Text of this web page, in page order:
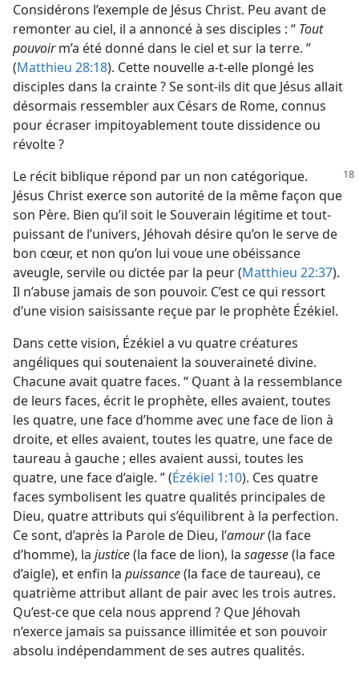
Considérons l’exemple de Jésus Christ. Peu avant de
remonter au ciel, il a annoncé à ses disciples : “ Tout
pouvoirm’a été donné dans le ciel et sur la terre. ”
(Matthieu 28:18). Cette nouvelle a-​t-​elle plongé les
disciples dans la crainte ? Se sont-​ils dit que Jésus allait
désormais ressembler aux Césars de Rome, connus
pour écraser impitoyablement toute dissidence ou
révolte ?
Le récit biblique répond par un non catégorique.
Jésus Christ exerce son autorité de la même façon que
son Père. Bien qu’il soit le Souverain légitime et tout-
puissant de l’univers, Jéhovah désire qu’on le serve de
bon cœur, et non qu’on lui voue une obéissance
aveugle, servile ou dictée par la peur (Matthieu 22:37).
Il n’abuse jamais de son pouvoir. C’est ce qui ressort
d’une vision saisissante reçue par le prophète Ézékiel.
Dans cette vision, Ézékiel a vu quatre créatures
angéliques qui soutenaient la souveraineté divine.
Chacune avait quatre faces. “ Quant à la ressemblance
de leurs faces, écrit le prophète, elles avaient, toutes
les quatre, une face d’homme avec une face de lion à
droite, et elles avaient, toutes les quatre, une face de
taureau à gauche ; elles avaient aussi, toutes les
quatre, une face d’aigle. ” (Ézékiel 1:10). Ces quatre
faces symbolisent les quatre qualités principales de
Dieu, quatre attributs qui s’équilibrent à la perfection.
Ce sont, d’après la Parole de Dieu, l’amour(la face
d’homme), la justice(la face de lion), la sagesse(la face
d’aigle), et enfin la puissance(la face de taureau), ce
quatrième attribut allant de pair avec les trois autres.
Qu’est-​ce que cela nous apprend ? Que Jéhovah
n’exerce jamais sa puissance illimitée et son pouvoir
absolu indépendamment de ses autres qualités.